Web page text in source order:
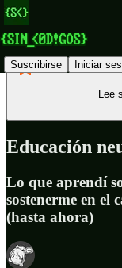
Suscribirse Iniciar
Lee
Educación
Lo que aprendí
sostenerme en el
(hasta ahora)